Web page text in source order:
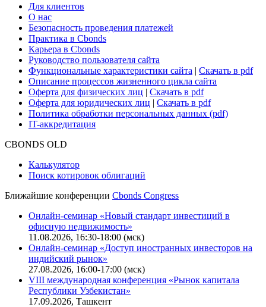
Для клиентов
О нас
Безопасность проведения платежей
Практика в Cbonds
Карьера в Cbonds
Руководство пользователя сайта
Функциональные характеристики сайта | Скачать в pdf
Описание процессов жизненного цикла сайта
Оферта для физических лиц | Скачать в pdf
Оферта для юридических лиц | Скачать в pdf
Политика обработки персональных данных (pdf)
IT-аккредитация
CBONDS OLD
Калькулятор
Поиск котировок облигаций
Ближайшие конференции Cbonds Congress
Онлайн-семинар «Новый стандарт инвестиций в
офисную недвижимость»
11.08.2026, 16:30-18:00 (мск)
Онлайн-семинар «Доступ иностранных инвесторов на
индийский рынок»
27.08.2026, 16:00-17:00 (мск)
VIII международная конференция «Рынок капитала
Республики Узбекистан»
17.09.2026, Ташкент